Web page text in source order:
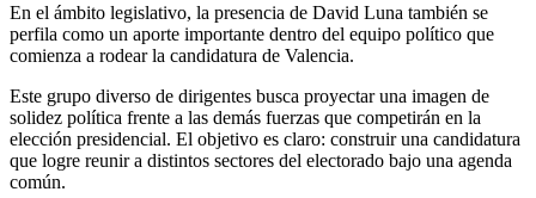
En el ámbito legislativo, la presencia de David Luna también se
perfila como un aporte importante dentro del equipo político que
comienza a rodear la candidatura de Valencia.
Este grupo diverso de dirigentes busca proyectar una imagen de
solidez política frente a las demás fuerzas que competirán en la
elección presidencial. El objetivo es claro: construir una candidatura
que logre reunir a distintos sectores del electorado bajo una agenda
común.